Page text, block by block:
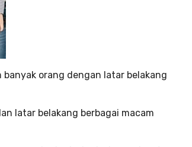
orang dengan latar belakang
latar belakang berbagai macam